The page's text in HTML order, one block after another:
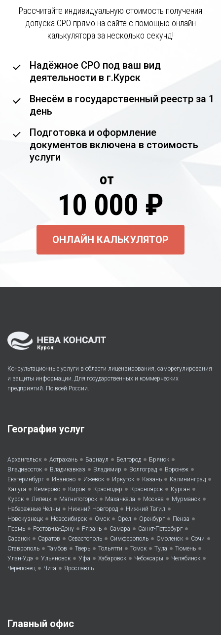
Рассчитайте индивидуальную стоимость получения
допуска СРО прямо на сайте с помощью онлайн
калькулятора за несколько секунд!
Надёжное СРО под ваш вид
деятельности в г.Курск
Внесём в государственный реестр за 1
день
Подготовка и оформление
документов включена в стоимость
услуги
от
10 000 ₽
ОНЛАЙН КАЛЬКУЛЯТОР
Курск
Консультационные услуги в области лицензирования, саморегулирования
и защиты информации. Для государственных и коммерческих
предприятий. По всей России.
География услуг
Архангельск • Астрахань • Барнаул • Белгород • Брянск •
Владивосток • Владикавказ • Владимир • Волгоград • Воронеж •
Екатеринбург • Иваново • Ижевск • Иркутск • Казань • Калининград •
Калуга • Кемерово • Киров • Краснодар • Красноярск • Курган •
Курск • Липецк • Магнитогорск • Махачкала • Москва • Мурманск •
Набережные Челны • Нижний Новгород • Нижний Тагил •
Новокузнецк • Новосибирск • Омск • Орел • Оренбург • Пенза •
Пермь • Ростов-на-Дону • Рязань • Самара • Санкт-Петербург •
Саранск • Саратов • Севастополь • Симферополь • Смоленск • Сочи •
Ставрополь • Тамбов • Тверь • Тольятти • Томск • Тула • Тюмень •
Улан-Удэ • Ульяновск • Уфа • Хабаровск • Чебоксары • Челябинск •
Череповец • Чита • Ярославль
Главный офис